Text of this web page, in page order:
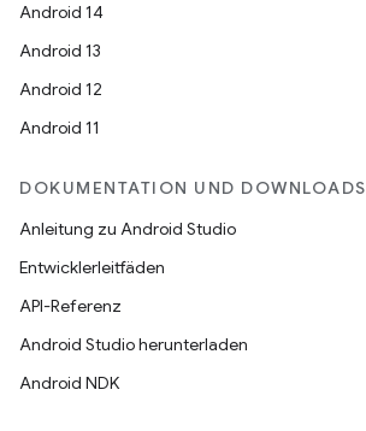
Android 14
Android 13
Android 12
Android 11
DOKUMENTATION UND DOWNLOADS
Anleitung zu Android Studio
Entwicklerleitfäden
API-Referenz
Android Studio herunterladen
Android NDK